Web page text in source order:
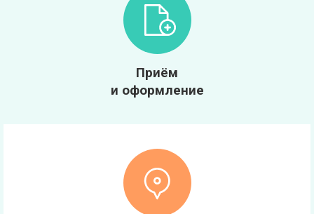
Приём
и оформление